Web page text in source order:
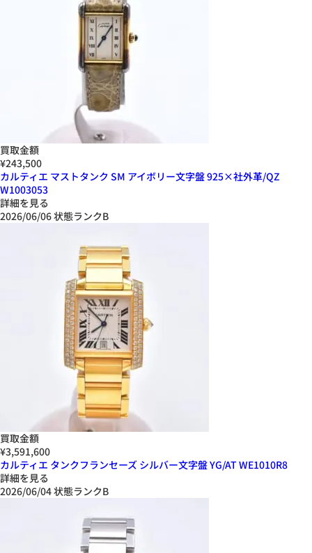
買取金額
¥243,500
カルティエ マストタンク SM アイボリー文字盤 925×社外革/QZ
W1003053
詳細を見る
2026/06/06状態ランクB
買取金額
¥3,591,600
カルティエ タンクフランセーズ シルバー文字盤 YG/AT WE1010R8
詳細を見る
2026/06/04状態ランクB